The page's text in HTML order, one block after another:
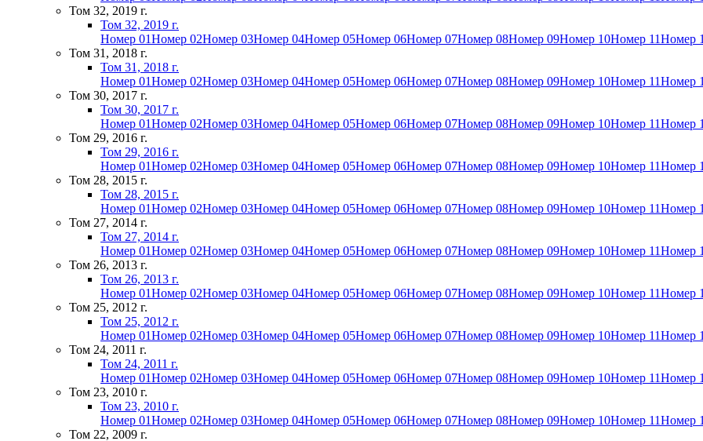
Том 32, 2019 г.
Том 32, 2019 г.
Номер 01Номер 02Номер 03Номер 04Номер 05Номер 06Номер 07Номер 08Номер 09Номер 10Номер 11Номер
Том 31, 2018 г.
Том 31, 2018 г.
Номер 01Номер 02Номер 03Номер 04Номер 05Номер 06Номер 07Номер 08Номер 09Номер 10Номер 11Номер
Том 30, 2017 г.
Том 30, 2017 г.
Номер 01Номер 02Номер 03Номер 04Номер 05Номер 06Номер 07Номер 08Номер 09Номер 10Номер 11Номер
Том 29, 2016 г.
Том 29, 2016 г.
Номер 01Номер 02Номер 03Номер 04Номер 05Номер 06Номер 07Номер 08Номер 09Номер 10Номер 11Номер
Том 28, 2015 г.
Том 28, 2015 г.
Номер 01Номер 02Номер 03Номер 04Номер 05Номер 06Номер 07Номер 08Номер 09Номер 10Номер 11Номер
Том 27, 2014 г.
Том 27, 2014 г.
Номер 01Номер 02Номер 03Номер 04Номер 05Номер 06Номер 07Номер 08Номер 09Номер 10Номер 11Номер
Том 26, 2013 г.
Том 26, 2013 г.
Номер 01Номер 02Номер 03Номер 04Номер 05Номер 06Номер 07Номер 08Номер 09Номер 10Номер 11Номер
Том 25, 2012 г.
Том 25, 2012 г.
Номер 01Номер 02Номер 03Номер 04Номер 05Номер 06Номер 07Номер 08Номер 09Номер 10Номер 11Номер
Том 24, 2011 г.
Том 24, 2011 г.
Номер 01Номер 02Номер 03Номер 04Номер 05Номер 06Номер 07Номер 08Номер 09Номер 10Номер 11Номер
Том 23, 2010 г.
Том 23, 2010 г.
Номер 01Номер 02Номер 03Номер 04Номер 05Номер 06Номер 07Номер 08Номер 09Номер 10Номер 11Номер
Том 22, 2009 г.